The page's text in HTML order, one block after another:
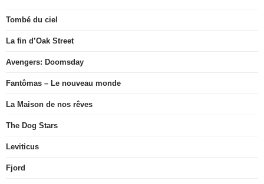
Tombé du ciel
La fin d’Oak Street
Avengers: Doomsday
Fantômas – Le nouveau monde
La Maison de nos rêves
The Dog Stars
Leviticus
Fjord